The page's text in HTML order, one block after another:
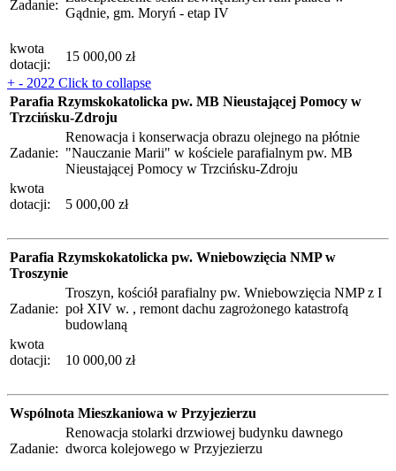
Zadanie:
Gądnie, gm. Moryń - etap IV
kwota
dotacji:
15 000,00 zł
+ - 2022 Click to collapse
Parafia Rzymskokatolicka pw. MB Nieustającej Pomocy w
Trzcińsku-Zdroju
Zadanie:
Renowacja i konserwacja obrazu olejnego na płótnie
"Nauczanie Marii" w kościele parafialnym pw. MB
Nieustającej Pomocy w Trzcińsku-Zdroju
kwota
dotacji:
5 000,00 zł
Parafia Rzymskokatolicka pw. Wniebowzięcia NMP w
Troszynie
Zadanie:
Troszyn, kościół parafialny pw. Wniebowzięcia NMP z I
poł XIV w. , remont dachu zagrożonego katastrofą
budowlaną
kwota
dotacji:
10 000,00 zł
Wspólnota Mieszkaniowa w Przyjezierzu
Zadanie:
Renowacja stolarki drzwiowej budynku dawnego
dworca kolejowego w Przyjezierzu